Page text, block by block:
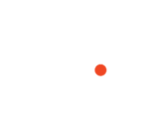
the best experience
website, you accept
the website is used and
or to find out how